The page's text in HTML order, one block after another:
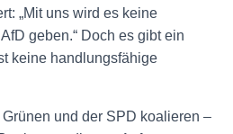
„Mit uns wird es keine
geben.“ Doch es gibt ein
keine handlungsfähige
und der SPD koalieren –